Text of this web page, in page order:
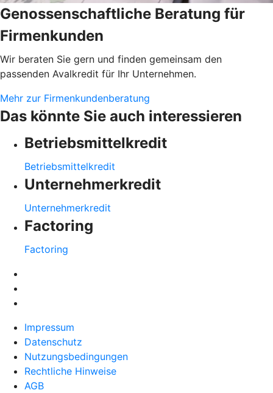
Genossenschaftliche Beratung für
Firmenkunden
Wir beraten Sie gern und finden gemeinsam den
passenden Avalkredit für Ihr Unternehmen.
Mehr zur Firmenkundenberatung
Das könnte Sie auch interessieren
Betriebsmittelkredit
Betriebsmittelkredit
Unternehmerkredit
Unternehmerkredit
Factoring
Factoring
Impressum
Datenschutz
Nutzungsbedingungen
Rechtliche Hinweise
AGB